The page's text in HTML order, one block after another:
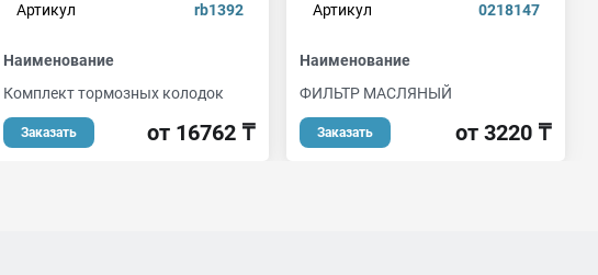
Артикул
rb1392
Наименование
Комплект тормозных колодок
Заказать от 16762 ₸
Артикул
0218147
Наименование
ФИЛЬТР МАСЛЯНЫЙ
Заказать от 3220 ₸